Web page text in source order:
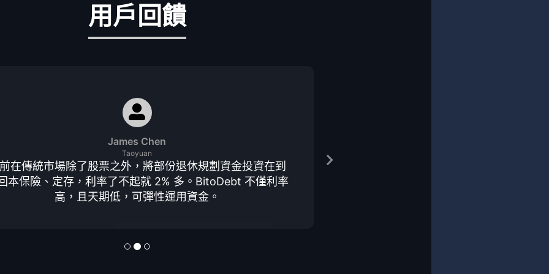
用戶回饋
James Chen
Taoyuan
在傳統市場除了股票之外，將部份退休規劃資金投資在到
本保險、定存，利率了不起就 2% 多。BitoDebt 不僅利率
高，且天期低，可彈性運用資金。